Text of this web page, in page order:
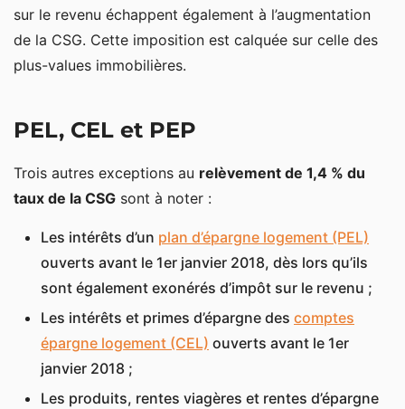
sur le revenu échappent également à l’augmentation
de la CSG. Cette imposition est calquée sur celle des
plus-values immobilières.
PEL, CEL et PEP
Trois autres exceptions au relèvement de 1,4 % du
taux de la CSG sont à noter :
Les intérêts d’un plan d’épargne logement (PEL)
ouverts avant le 1er janvier 2018, dès lors qu’ils
sont également exonérés d’impôt sur le revenu ;
Les intérêts et primes d’épargne des comptes
épargne logement (CEL) ouverts avant le 1er
janvier 2018 ;
Les produits, rentes viagères et rentes d’épargne